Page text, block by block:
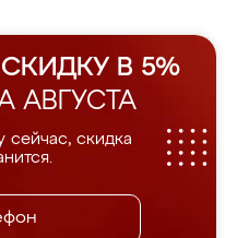
В 5%
АВГУСТА
сейчас, скидка